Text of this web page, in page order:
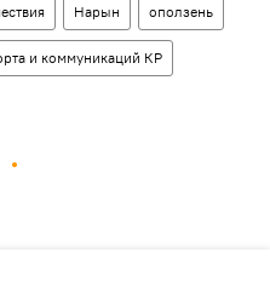
Нарын оползень
и коммуникаций КР